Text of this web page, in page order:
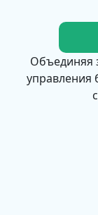
Объединяя
управления